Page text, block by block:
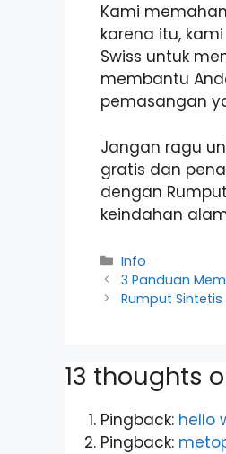
Kami
karena itu,
Swiss untuk
membantu
pemasangan
Jangan ragu
gratis dan
dengan
keindahan
Categories
Info
3 Panduan
Rumput
13 thoughts
Pingback: hello
Pingback: